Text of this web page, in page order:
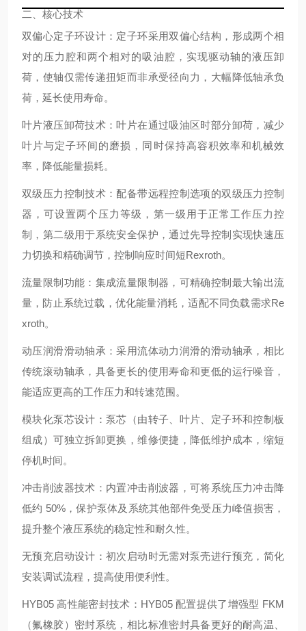
二、核心技术
双偏心定子环设计 ：定子环采用双偏心结构，形成两个相
对的压力腔和两个相对的吸油腔，实现驱动轴的液压卸
荷，使轴仅需传递扭矩而非承受径向力，大幅降低轴承负
荷，延长使用寿命。
叶片液压卸荷技术 ：叶片在通过吸油区时部分卸荷，减少
叶片与定子环间的磨损，同时保持高容积效率和机械效
率，降低能量损耗。
双级压力控制技术 ：配备带远程控制选项的双级压力控制
器，可设置两个压力等级，第一级用于正常工作压力控
制，第二级用于系统安全保护，通过先导控制实现快速压
力切换和精确调节，控制响应时间短Rexroth。
流量限制功能 ：集成流量限制器，可精确控制最大输出流
量，防止系统过载，优化能量消耗，适配不同负载需求Re
xroth。
动压润滑滑动轴承 ：采用流体动力润滑的滑动轴承，相比
传统滚动轴承，具备更长的使用寿命和更低的运行噪音，
能适应更高的工作压力和转速范围。
模块化泵芯设计 ：泵芯（由转子、叶片、定子环和控制板
组成）可独立拆卸更换，维修便捷，降低维护成本，缩短
停机时间。
冲击削波器技术 ：内置冲击削波器，可将系统压力冲击降
低约 50%，保护泵体及系统其他部件免受压力峰值损害，
提升整个液压系统的稳定性和耐久性。
无预充启动设计 ：初次启动时无需对泵壳进行预充，简化
安装调试流程，提高使用便利性。
HYB05 高性能密封技术 ：HYB05 配置提供了增强型 FKM
（氟橡胶）密封系统，相比标准密封具备更好的耐高温、